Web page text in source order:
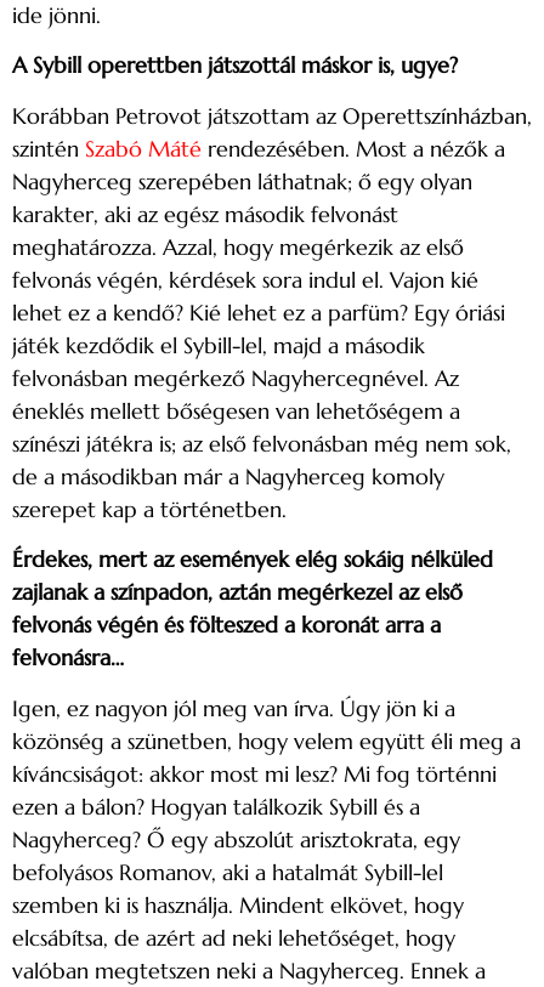
ide jönni.
A Sybill operettben játszottál máskor is, ugye?
Korábban Petrovot játszottam az Operettszínházban,
szintén Szabó Máté rendezésében. Most a nézők a
Nagyherceg szerepében láthatnak; ő egy olyan
karakter, aki az egész második felvonást
meghatározza. Azzal, hogy megérkezik az első
felvonás végén, kérdések sora indul el. Vajon kié
lehet ez a kendő? Kié lehet ez a parfüm? Egy óriási
játék kezdődik el Sybill-lel, majd a második
felvonásban megérkező Nagyhercegnével. Az
éneklés mellett bőségesen van lehetőségem a
színészi játékra is; az első felvonásban még nem sok,
de a másodikban már a Nagyherceg komoly
szerepet kap a történetben.
Érdekes, mert az események elég sokáig nélküled
zajlanak a színpadon, aztán megérkezel az első
felvonás végén és fölteszed a koronát arra a
felvonásra…
Igen, ez nagyon jól meg van írva. Úgy jön ki a
közönség a szünetben, hogy velem együtt éli meg a
kíváncsiságot: akkor most mi lesz? Mi fog történni
ezen a bálon? Hogyan találkozik Sybill és a
Nagyherceg? Ő egy abszolút arisztokrata, egy
befolyásos Romanov, aki a hatalmát Sybill-lel
szemben ki is használja. Mindent elkövet, hogy
elcsábítsa, de azért ad neki lehetőséget, hogy
valóban megtetszen neki a Nagyherceg. Ennek a